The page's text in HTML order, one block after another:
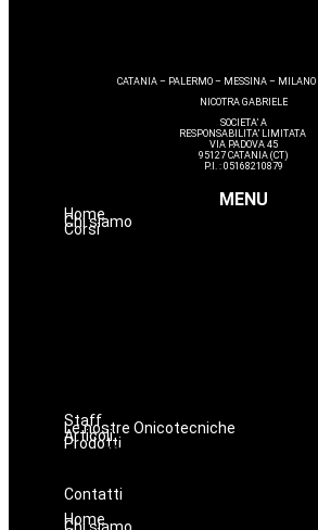
CATANIA – PALERMO – MESSINA – MILANO
NICOTRA GABRIELE
SOCIETA’ A
RESPONSABILITA’ LIMITATA
VIA PADOVA 45
95127 CATANIA (CT)
P.I. : 05168210879
MENU
Home
Chi siamo
Corsi
Staff
Le nostre Onicotecniche
Articoli
ProdottiOniconails
Prodotti per ricostruzione
Contatti
Home